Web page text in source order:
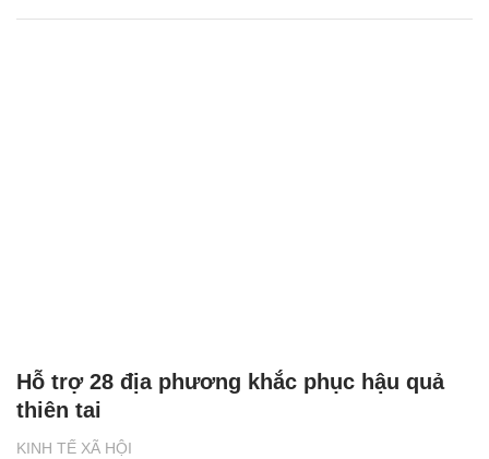
KINH TẾ XÃ HỘI
Hỗ trợ 28 địa phương khắc phục hậu quả
thiên tai